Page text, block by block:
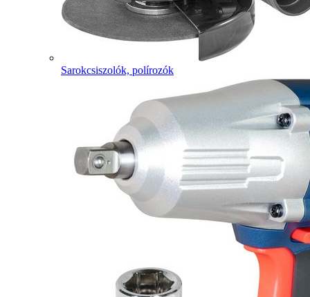
Sarokcsiszolók, polírozók